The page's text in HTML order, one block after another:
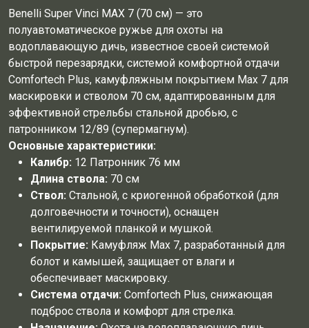
Benelli Super Vinci MAX 7 (70 см) — это
полуавтоматическое ружье для охоты на
водоплавающую дичь, известное своей системой
быстрой перезарядки, системой комфортной отдачи
Comfortech Plus, камуфляжным покрытием Max 7 для
маскировки и стволом 70 см, адаптированным для
эффективной стрельбы стальной дробью, с
патронником 12/89 (супермагнум).
Основные характеристики:
Калибр: 12 Патронник 76 мм
Длина ствола: 70 см
Ствол: Стальной, с криогенной обработкой (для
долговечности и точности), оснащен
вентилируемой планкой и мушкой.
Покрытие: Камуфляж Max 7, разработанный для
болот и камышей, защищает от влаги и
обеспечивает маскировку.
Система отдачи: Comfortech Plus, снижающая
подброс ствола и комфорт для стрелка.